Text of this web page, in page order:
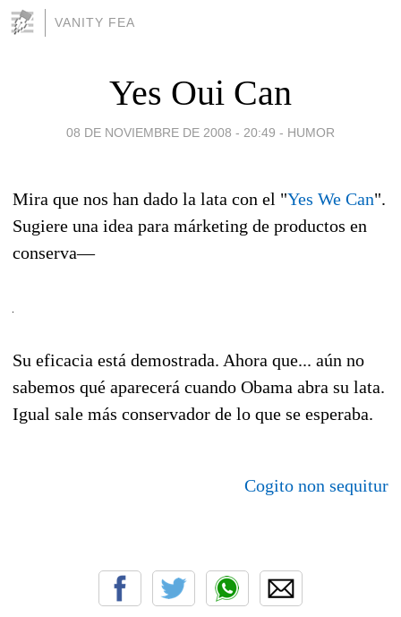
VANITY FEA
Yes Oui Can
08 DE NOVIEMBRE DE 2008 - 20:49 - HUMOR
Mira que nos han dado la lata con el "Yes We Can".
Sugiere una idea para márketing de productos en
conserva—
Su eficacia está demostrada. Ahora que... aún no
sabemos qué aparecerá cuando Obama abra su lata.
Igual sale más conservador de lo que se esperaba.
Cogito non sequitur